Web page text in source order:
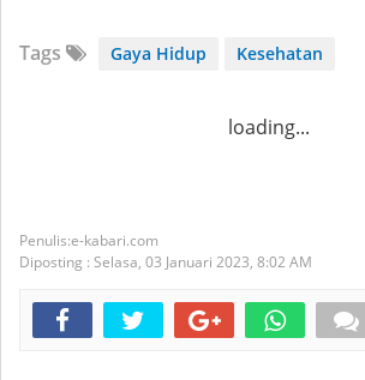
Tags Gaya Hidup Kesehatan
loading...
e-kabari.com
Diposting : Selasa, 03 Januari 2023, 8:02 AM